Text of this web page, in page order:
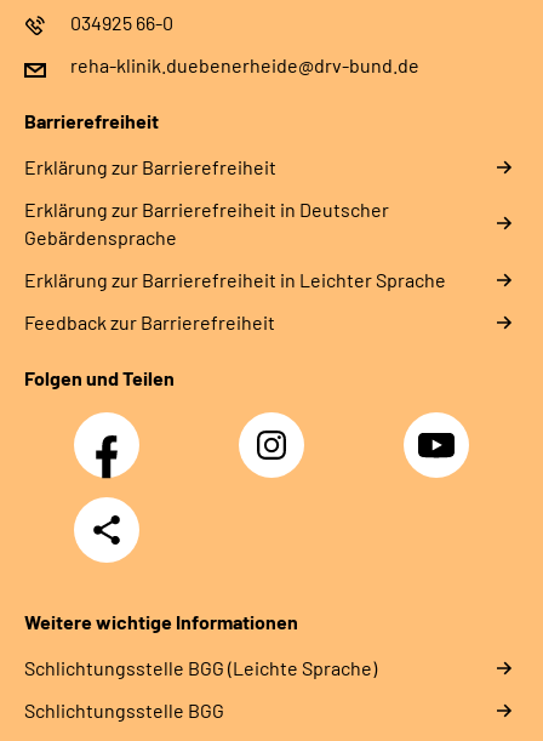
034925 66-0
reha-klinik.duebenerheide@drv-bund.de
Barrierefreiheit
Erklärung zur Barrierefreiheit
Erklärung zur Barrierefreiheit in Deutscher
Gebärdensprache
Erklärung zur Barrierefreiheit in Leichter Sprache
Feedback zur Barrierefreiheit
Folgen und Teilen
Facebook Instagram YouTube
Teilen
Weitere wichtige Informationen
Schlich­tungs­stel­le BGG (Leichte Sprache)
Schlich­tungs­stel­le BGG